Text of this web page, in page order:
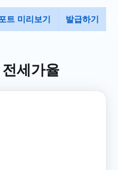
트 미리보기 발급하기
세가율